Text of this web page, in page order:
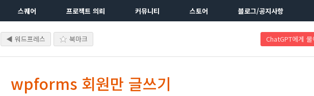
스퀘어 프로젝트 의뢰 커뮤니티 스토어 블로그/공지사항
◀ 워드프레스 북마크 ChatGPT에게 물
wpforms 회원만 글쓰기